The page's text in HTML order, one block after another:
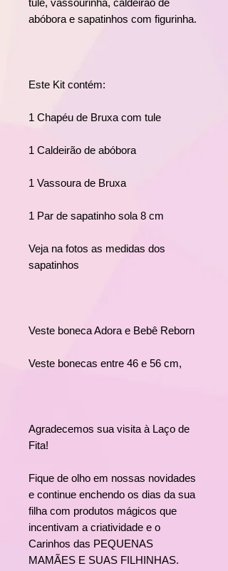
abóbora e sapatinhos com figurinha.
Este Kit contém:
1 Chapéu de Bruxa com tule
1 Caldeirão de abóbora
1 Vassoura de Bruxa
1 Par de sapatinho sola 8 cm
Veja na fotos as medidas dos
sapatinhos
Veste boneca Adora e Bebê Reborn
Veste bonecas entre 46 e 56 cm,
Agradecemos sua visita à Laço de
Fita!
Fique de olho em nossas novidades
e continue enchendo os dias da sua
filha com produtos mágicos que
incentivam a criatividade e o
Carinhos das PEQUENAS
MAMÃES E SUAS FILHINHAS.